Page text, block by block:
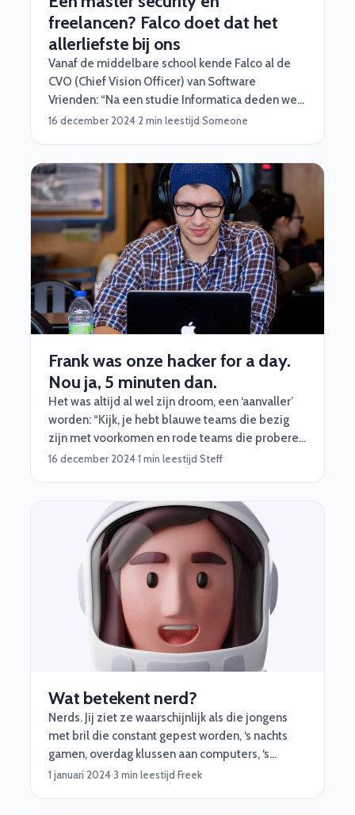
freelancen? Falco doet dat het
allerliefste bij ons
Vanaf de middelbare school kende Falco al de
CVO (Chief Vision Officer) van Software
Vrienden: “Na een studie Informatica deden we
al snel veel mooie projecten samen,
wat hackathons en later wat grotere opdrachten.”
16 december 2024·2 min leestijd·Someone
Frank was onze hacker for a day.
Nou ja, 5 minuten dan.
Het was altijd al wel zijn droom, een ‘aanvaller’
worden: “Kijk, je hebt blauwe teams die bezig
zijn met voorkomen en rode teams die proberen
binnen te komen. Ik ben altijd een rode geweest
16 december 2024·1 min leestijd·Steff
Wat betekent nerd?
Nerds. Jij ziet ze waarschijnlijk als die jongens
met bril die constant gepest worden, ‘s nachts
gamen, overdag klussen aan computers, ‘s
ochtends met Magic Cards spelen en nog geen
1 januari 2024·3 min leestijd·Freek